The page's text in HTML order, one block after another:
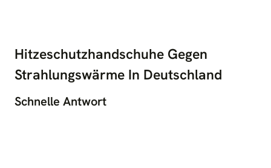
Hitzeschutzhandschuhe Gegen
Strahlungswärme In Deutschland
Schnelle Antwort